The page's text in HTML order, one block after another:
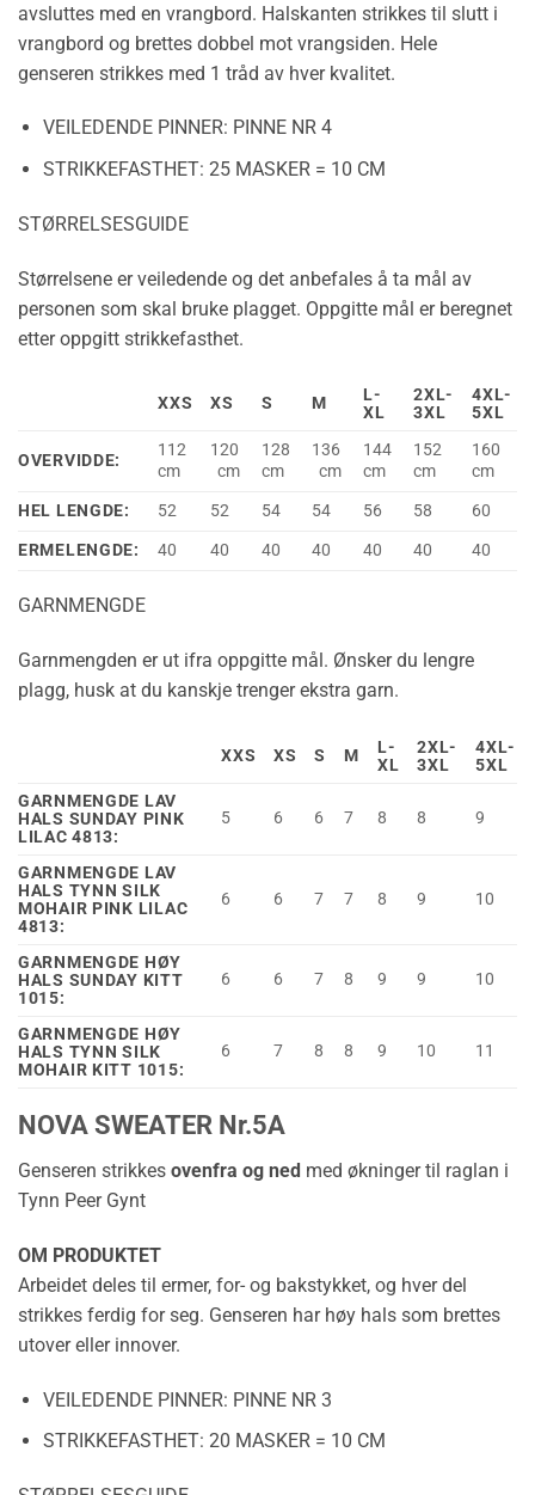
avsluttes med en vrangbord. Halskanten strikkes til slutt i
vrangbord og brettes dobbel mot vrangsiden. Hele
genseren strikkes med 1 tråd av hver kvalitet.
VEILEDENDE PINNER: PINNE NR 4
STRIKKEFASTHET: 25 MASKER = 10 CM
STØRRELSESGUIDE
Størrelsene er veiledende og det anbefales å ta mål av
personen som skal bruke plagget. Oppgitte mål er beregnet
etter oppgitt strikkefasthet.
XXS XS S M
L-
XL
2XL-
3XL
4XL-
5XL
OVERVIDDE:
112
cm
120
cm
128
cm
136
cm
144
cm
152
cm
160
cm
HEL LENGDE:
52 52 54 54 56 58
60
ERMELENGDE:
40 40 40 40 40 40 40
GARNMENGDE
Garnmengden er ut ifra oppgitte mål. Ønsker du lengre
plagg, husk at du kanskje trenger ekstra garn.
XXS XS S M
L-
XL
2XL-
3XL
4XL-
5XL
GARNMENGDE LAV
HALS SUNDAY PINK
LILAC 4813:
5 6 6 7 8 8 9
GARNMENGDE LAV
HALS TYNN SILK
MOHAIR PINK LILAC
4813:
6 6 7 7 8 9 10
GARNMENGDE HØY
HALS SUNDAY KITT
1015:
6 6 7 8 9 9 10
GARNMENGDE HØY
HALS TYNN SILK
MOHAIR KITT 1015:
6 7 8 8 9 10 11
NOVA SWEATER Nr.5A
Genseren strikkes ovenfra og ned med økninger til raglan i
Tynn Peer Gynt
OM PRODUKTET
Arbeidet deles til ermer, for- og bakstykket, og hver del
strikkes ferdig for seg. Genseren har høy hals som brettes
utover eller innover.
VEILEDENDE PINNER: PINNE NR 3
STRIKKEFASTHET: 20 MASKER = 10 CM